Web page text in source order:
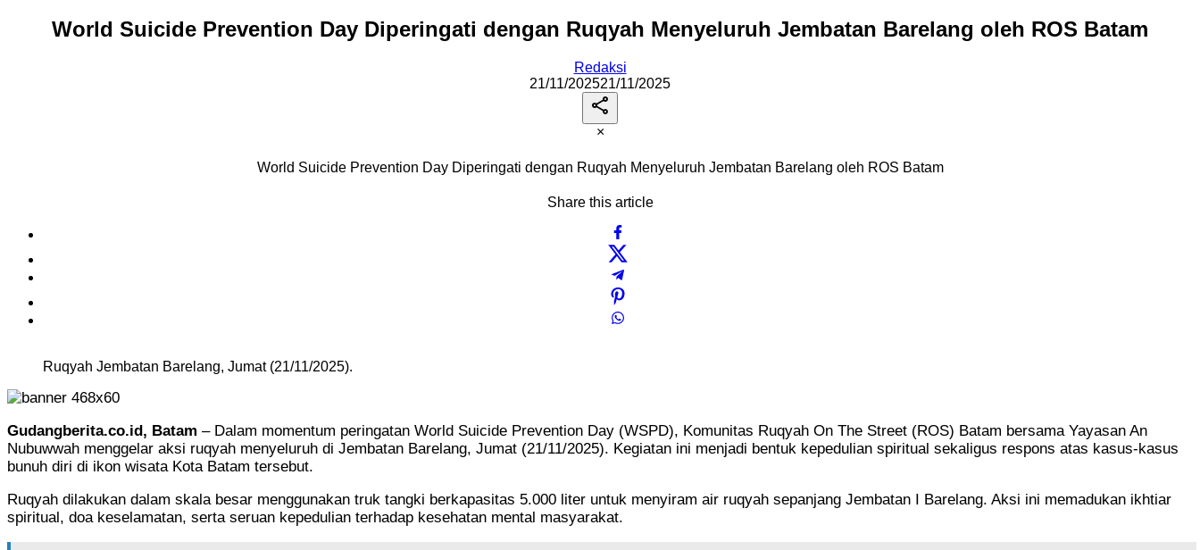
World Suicide Prevention Day Diperingati dengan Ruqyah Menyeluruh Jembatan Barelang oleh ROS Batam
Redaksi
21/11/202521/11/2025
×
World Suicide Prevention Day Diperingati dengan Ruqyah Menyeluruh Jembatan Barelang oleh ROS Batam
Share this article
Ruqyah Jembatan Barelang, Jumat (21/11/2025).
Gudangberita.co.id, Batam – Dalam momentum peringatan World Suicide Prevention Day (WSPD), Komunitas Ruqyah On The Street (ROS) Batam bersama Yayasan An
Nubuwwah menggelar aksi ruqyah menyeluruh di Jembatan Barelang, Jumat (21/11/2025). Kegiatan ini menjadi bentuk kepedulian spiritual sekaligus respons atas kasus-kasus
bunuh diri di ikon wisata Kota Batam tersebut.
Ruqyah dilakukan dalam skala besar menggunakan truk tangki berkapasitas 5.000 liter untuk menyiram air ruqyah sepanjang Jembatan I Barelang. Aksi ini memadukan ikhtiar
spiritual, doa keselamatan, serta seruan kepedulian terhadap kesehatan mental masyarakat.